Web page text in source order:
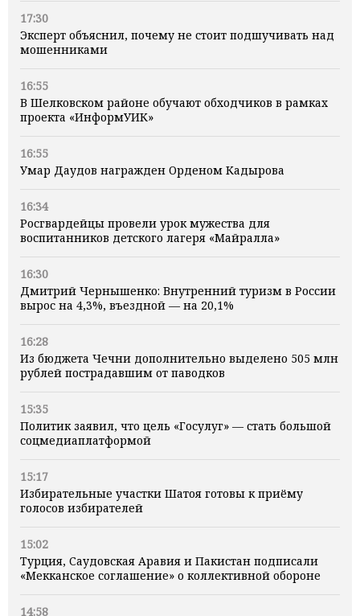
17:30
Эксперт объяснил, почему не стоит подшучивать над
мошенниками
16:55
В Шелковском районе обучают обходчиков в рамках
проекта «ИнформУИК»
16:55
Умар Даудов награжден Орденом Кадырова
16:34
Росгвардейцы провели урок мужества для
воспитанников детского лагеря «Майралла»
16:30
Дмитрий Чернышенко: Внутренний туризм в России
вырос на 4,3%, въездной — на 20,1%
16:28
Из бюджета Чечни дополнительно выделено 505 млн
рублей пострадавшим от паводков
15:35
Политик заявил, что цель «Госулуг» — стать большой
соцмедиаплатформой
15:17
Избирательные участки Шатоя готовы к приёму
голосов избирателей
15:02
Турция, Саудовская Аравия и Пакистан подписали
«Мекканское соглашение» о коллективной обороне
14:58